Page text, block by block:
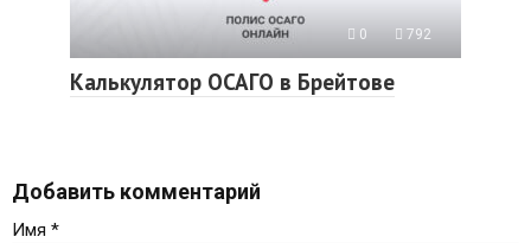
0 792
Калькулятор ОСАГО в Брейтове
Добавить комментарий
Имя *